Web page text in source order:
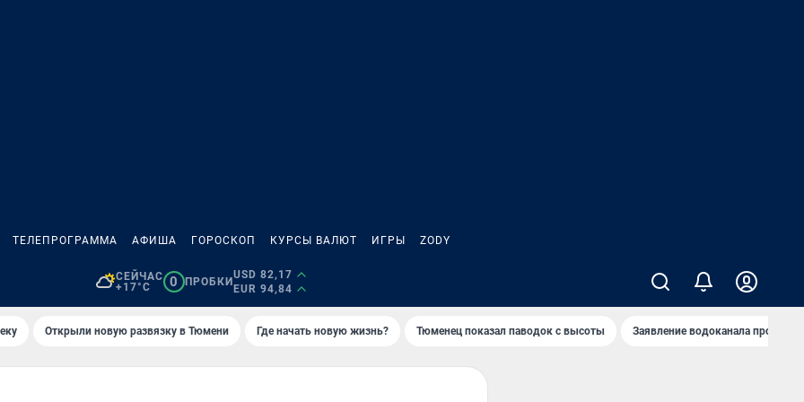
ТЕЛЕПРОГРАММА АФИША ГОРОСКОП КУРСЫ ВАЛЮТ ИГРЫ ZODY
СЕЙЧАС
+17°C
0 ПРОБКИ
USD 82,17
EUR 94,84
Открыли новую развязку в Тюмени Где начать новую жизнь? Тюменец показал паводок с высоты Заявление водоканала про